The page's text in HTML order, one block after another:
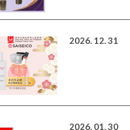
2026. 12. 31
2026. 01. 30